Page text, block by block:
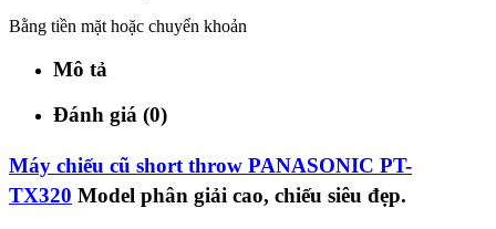
Bằng tiền mặt hoặc chuyển khoản
Mô tả
Đánh giá (0)
Máy chiếu cũ short throw PANASONIC PT-
TX320 Model phân giải cao, chiếu siêu đẹp.